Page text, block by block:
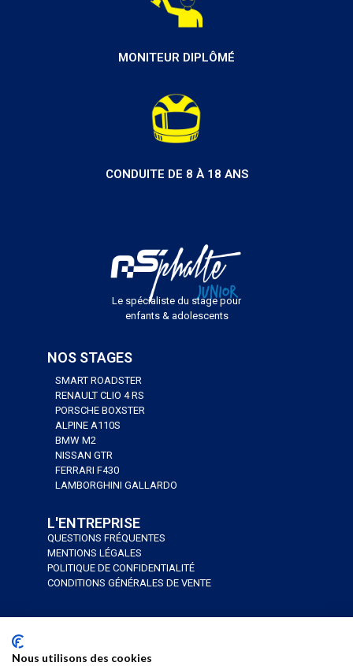
MONITEUR DIPLÔMÉ
CONDUITE DE 8 À 18 ANS
Le spécialiste du stage pour
enfants & adolescents
NOS STAGES
SMART ROADSTER
RENAULT CLIO 4 RS
PORSCHE BOXSTER
ALPINE A110S
BMW M2
NISSAN GTR
FERRARI F430
LAMBORGHINI GALLARDO
L'ENTREPRISE
QUESTIONS FRÉQUENTES
MENTIONS LÉGALES
POLITIQUE DE CONFIDENTIALITÉ
CONDITIONS GÉNÉRALES DE VENTE
Nous utilisons des cookies